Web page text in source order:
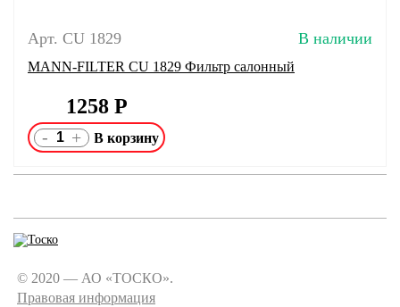
Арт. CU 1829 В наличии
MANN-FILTER CU 1829 Фильтр салонный
1258 Р
- +
© 2020 — АО «ТОСКО».
Правовая информация